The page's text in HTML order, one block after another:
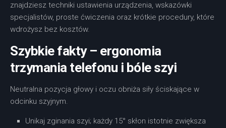
znajdziesz techniki ustawienia urządzenia, wskazówki
specjalistów, proste ćwiczenia oraz krótkie procedury, które
wdrożysz bez kosztów.
Szybkie fakty – ergonomia
trzymania telefonu i bóle szyi
Neutralna pozycja głowy i oczu obniża siły ściskające w
odcinku szyjnym.
Unikaj zginania szyi; każdy 15° skłon istotnie zwiększa